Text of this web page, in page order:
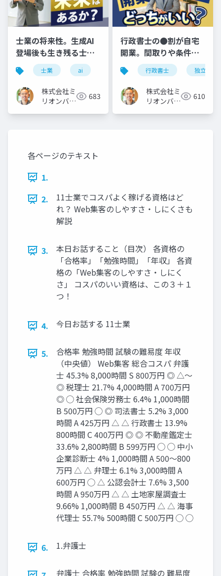
士業の将来性。生成AI
登場後も生き残る士業
に必須の「３つの力」
士業 ai
株式会社ミ
リオンバリ
683
行政書士の●割が自宅
開業。間取りや条件、
レイアウト例を徹底解
説
行政書士 独立開業
株式会社ミ
リオンバリ
610
各ページのテキスト
1.
2.
11士業でコスパよく稼げる資格はど
れ？ Web集客のしやすさ・しにくさも
解説
3.
本日お話すること（目次） 各資格の
「合格率」「勉強時間」「年収」 各資
格の「Web集客のしやすさ・しにく
さ」 コスパのいい資格は、この３＋１
つ！
4. 今日お話する 11士業
5.
合格率 勉強時間 試験の難易度 年収
（中央値） Web集客 総合コスパ 弁護
士 45.3% 8,000時間 S 800万円 ◎ △～
◎ 税理士 21.7% 4,000時間 A 700万円
◎ ◯ 社会保険労務士 6.4% 1,000時間
B 500万円 ◯ ◎ 司法書士 5.2% 3,000
時間 A 425万円 △ △ 行政書士 13.9%
800時間 C 400万円 ◎ ◎ 不動産鑑定士
33.6% 2,800時間 B 599万円 ◯ ◯ 中小
企業診断士 4% 1,000時間 A 500〜800
万円 △ △ 弁理士 6.1% 3,000時間 A
600万円 ◯ △ 公認会計士 7.6% 3,500
時間 A 950万円 △ △ 土地家屋調査士
9.66% 1,000時間 B 450万円 △ △ 海事
代理士 55.7% 500時間 C 500万円 ◯ ◯
6. 1.弁護士
弁護士 合格率 勉強時間 試験の 難易度